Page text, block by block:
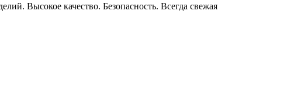
Высокое качество. Безопасность. Всегда свежая